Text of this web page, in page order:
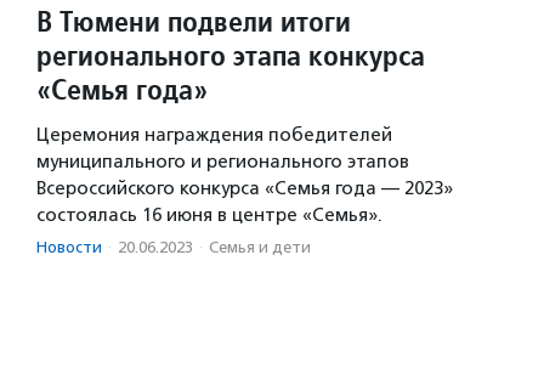
В Тюмени подвели итоги
регионального этапа конкурса
«Семья года»
Церемония награждения победителей
муниципального и регионального этапов
Всероссийского конкурса «Семья года — 2023»
состоялась 16 июня в центре «Семья».
Новости · 20.06.2023 · Семья и дети